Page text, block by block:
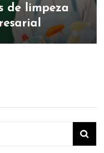
de limpeza